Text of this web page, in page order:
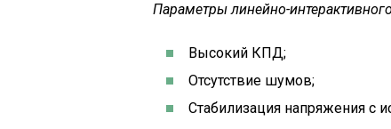
Параметры линейно-
Высокий КПД;
Отсутствие шумов;
Стабилизация напряжения с